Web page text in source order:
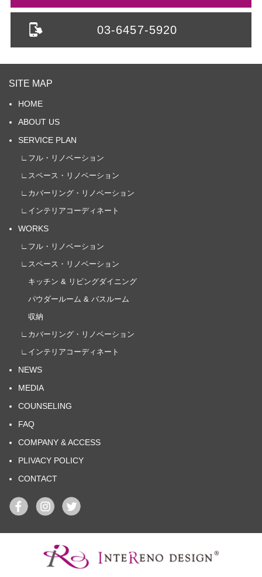
03-6457-5920
SITE MAP
HOME
ABOUT US
SERVICE PLAN
∟フル・リノベーション
∟スペース・リノベーション
∟カバーリング・リノベーション
∟インテリアコーディネート
WORKS
∟フル・リノベーション
∟スペース・リノベーション
キッチン & リビングダイニング
パウダールーム & バスルーム
収納
∟カバーリング・リノベーション
∟インテリアコーディネート
NEWS
MEDIA
COUNSELING
FAQ
COMPANY & ACCESS
PLIVACY POLICY
CONTACT